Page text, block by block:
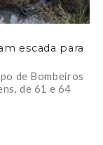
escada para
de Bombeiros
de 61 e 64